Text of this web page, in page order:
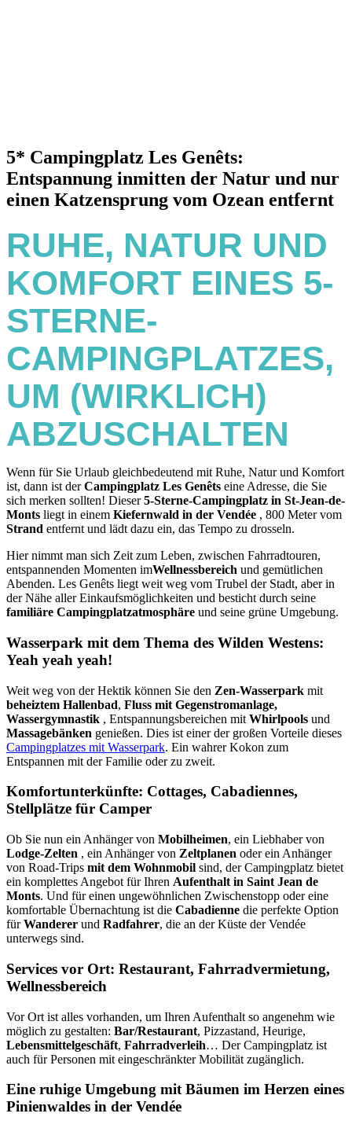
5* Campingplatz Les Genêts:
Entspannung inmitten der Natur und nur
einen Katzensprung vom Ozean entfernt
RUHE, NATUR UND
KOMFORT EINES 5-
STERNE-
CAMPINGPLATZES,
UM (WIRKLICH)
ABZUSCHALTEN
Wenn für Sie Urlaub gleichbedeutend mit Ruhe, Natur und Komfort
ist, dann ist derCampingplatz Les Genêts eine Adresse, die Sie
sich merken sollten! Dieser5-Sterne-Campingplatz in St-Jean-de-
Monts liegt in einem Kiefernwald in der Vendée , 800 Meter vom
Strand entfernt und lädt dazu ein, das Tempo zu drosseln.
Hier nimmt man sich Zeit zum Leben, zwischen Fahrradtouren,
entspannenden Momenten imWellnessbereich und gemütlichen
Abenden. Les Genêts liegt weit weg vom Trubel der Stadt, aber in
der Nähe aller Einkaufsmöglichkeiten und besticht durch seine
familiäre Campingplatzatmosphäre und seine grüne Umgebung.
Wasserpark mit dem Thema des Wilden Westens:
Yeah yeah yeah!
Weit weg von der Hektik können Sie den Zen-Wasserpark mit
beheiztem Hallenbad, Fluss mit Gegenstromanlage,
Wassergymnastik , Entspannungsbereichen mit Whirlpools und
Massagebänken genießen. Dies ist einer der großen Vorteile dieses
Campingplatzes mit Wasserpark. Ein wahrer Kokon zum
Entspannen mit der Familie oder zu zweit.
Komfortunterkünfte: Cottages, Cabadiennes,
Stellplätze für Camper
Ob Sie nun ein Anhänger von Mobilheimen, ein Liebhaber von
Lodge-Zelten , ein Anhänger von Zeltplanen oder ein Anhänger
von Road-Trips mit dem Wohnmobil sind, der Campingplatz bietet
ein komplettes Angebot für Ihren Aufenthalt in Saint Jean de
Monts. Und für einen ungewöhnlichen Zwischenstopp oder eine
komfortable Übernachtung ist die Cabadienne die perfekte Option
fürWanderer und Radfahrer, die an der Küste der Vendée
unterwegs sind.
Services vor Ort: Restaurant, Fahrradvermietung,
Wellnessbereich
Vor Ort ist alles vorhanden, um Ihren Aufenthalt so angenehm wie
möglich zu gestalten: Bar/Restaurant, Pizzastand, Heurige,
Lebensmittelgeschäft, Fahrradverleih… Der Campingplatz ist
auch für Personen mit eingeschränkter Mobilität zugänglich.
Eine ruhige Umgebung mit Bäumen im Herzen eines
Pinienwaldes in der Vendée